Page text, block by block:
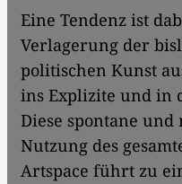
Eine Tendenz ist
Verlagerung der
politischen Kunst
ins Explizite und in
Diese spontane
Nutzung des
Artspace führt zu